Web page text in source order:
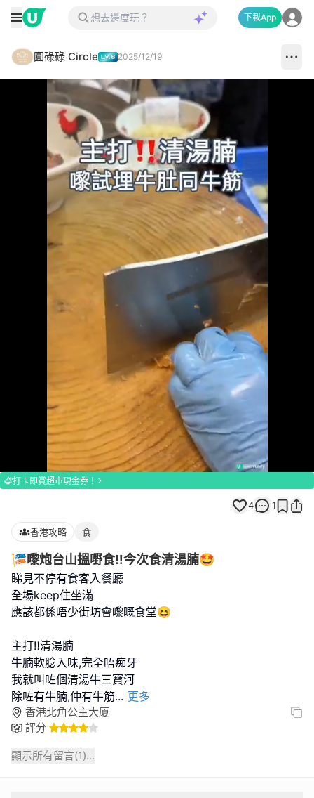
下載App
圓碌碌 Circle 2025/12/19
Loaded
100.00%
打卡即賞超市現金券！
4 1
香港攻略 食
🎏嚟炮台山搵嘢食‼️今次食清湯腩🤩
睇見不停有食客入餐廳
全場keep住坐滿
應該都係唔少街坊會嚟嘅食堂😆
主打‼️清湯腩
牛腩軟腍入味,完全唔痴牙
我就叫咗個清湯牛三寶河
除咗有牛腩,仲有牛筋... 更多
香港北角公主大廈
評分
顯示所有留言(1)...